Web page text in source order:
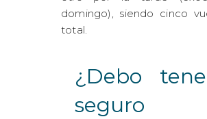
domingo), siendo cinco
total.
¿Debo
seguro